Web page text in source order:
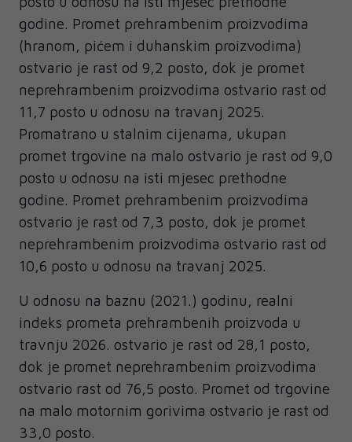
godine. Promet prehrambenim proizvodima
(hranom, pićem i duhanskim proizvodima)
ostvario je rast od 9,2 posto, dok je promet
neprehrambenim proizvodima ostvario rast od
11,7 posto u odnosu na travanj 2025.
Promatrano u stalnim cijenama, ukupan
promet trgovine na malo ostvario je rast od 9,0
posto u odnosu na isti mjesec prethodne
godine. Promet prehrambenim proizvodima
ostvario je rast od 7,3 posto, dok je promet
neprehrambenim proizvodima ostvario rast od
10,6 posto u odnosu na travanj 2025.
U odnosu na baznu (2021.) godinu, realni
indeks prometa prehrambenih proizvoda u
travnju 2026. ostvario je rast od 28,1 posto,
dok je promet neprehrambenim proizvodima
ostvario rast od 76,5 posto. Promet od trgovine
na malo motornim gorivima ostvario je rast od
33,0 posto.